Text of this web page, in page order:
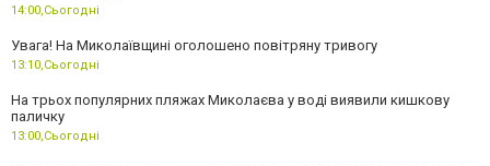
14:00, Сьогодні
Увага! На Миколаївщині оголошено повітряну тривогу
13:10, Сьогодні
На трьох популярних пляжах Миколаєва у воді виявили кишкову
паличку
13:00, Сьогодні